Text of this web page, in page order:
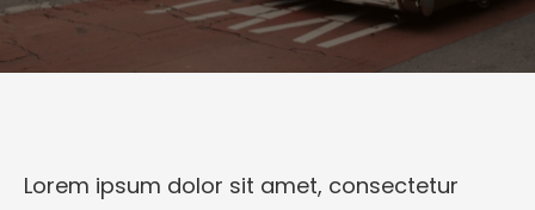
Lorem
ipsum
Lorem ipsum dolor sit amet, consectetur